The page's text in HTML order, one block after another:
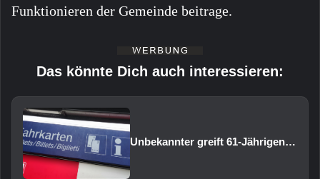
Funktionieren der Gemeinde beitrage.
Das könnte Dich auch interessieren:
Unbekannter greift 61-Jährigen am Bahnhof Volkach an